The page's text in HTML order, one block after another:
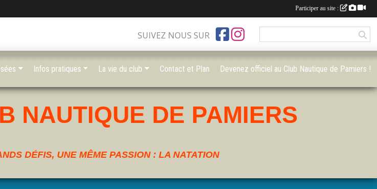
NAUTIQUE DE PAMIERS
DÉFIS, UNE MÊME PASSION : LA NATATION
SUIVEZ NOUS SUR
Infos pratiques La vie du club Contact et Plan Devenez officiel au Club Nautique de Pamiers !
Participer au site :